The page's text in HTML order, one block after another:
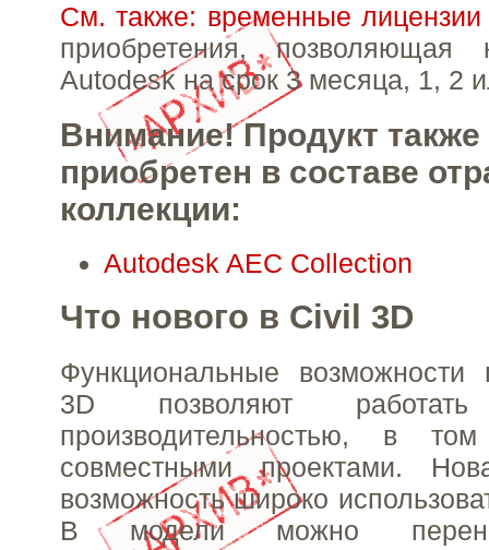
См. также: временные
приобретения, позволяющая
Autodesk на срок 3 месяца, 1, 2
Внимание! Продукт
приобретен в составе
коллекции:
Autodesk AEC Collection
Что нового в Civil 3D
Функциональные
3D позволяют
производительностью, в
совместными проектами.
возможность широко
В модели можно